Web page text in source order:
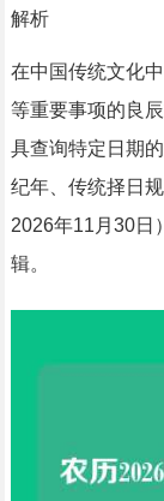
解析
在中国传统文化
等重要事项的良
具查询特定日期
纪年、传统择日
2026年11月30日
辑。